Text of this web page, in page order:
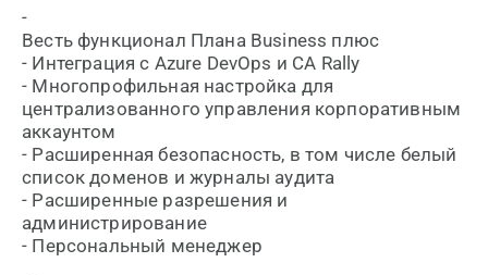
-
Весть функционал Плана Business плюс
- Интеграция с Azure DevOps и CA Rally
- Многопрофильная настройка для
централизованного управления корпоративным
аккаунтом
- Расширенная безопасность, в том числе белый
список доменов и журналы аудита
- Расширенные разрешения и
администрирование
- Персональный менеджер